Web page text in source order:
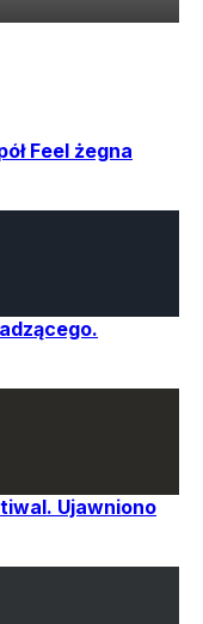
Feel żegna
Ujawniono